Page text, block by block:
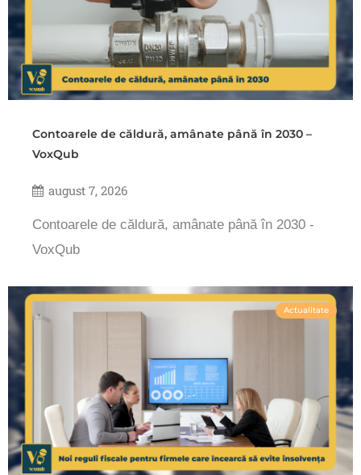
Contoarele de căldură, amânate până în 2030 –
VoxQub
august 7, 2026
Contoarele de căldură, amânate până în 2030 -
VoxQub
Actualitate